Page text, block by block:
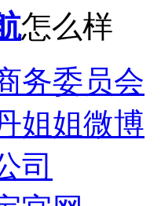
怎么样
务委员会
姐姐微博
司